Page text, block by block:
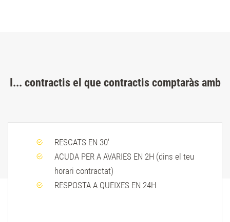
I... contractis el que contractis comptaràs amb
RESCATS EN 30'
ACUDA PER A AVARIES EN 2H (dins el teu
horari contractat)
RESPOSTA A QUEIXES EN 24H